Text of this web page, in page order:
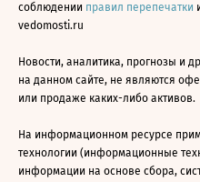
соблюдении правил перепечатки
vedomosti.ru
Новости, аналитика, прогнозы и
на данном сайте, не являются
или продаже каких-либо активов.
На информационном ресурсе
технологии (информационные
информации на основе сбора,